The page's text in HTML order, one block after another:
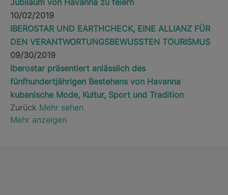
Jubiläum von Havanna zu feiern
10/02/2019
IBEROSTAR UND EARTHCHECK, EINE ALLIANZ FÜR
DEN VERANTWORTUNGSBEWUSSTEN TOURISMUS
09/30/2019
Iberostar präsentiert anlässlich des
fünfhundertjährigen Bestehens von Havanna
kubanische Mode, Kultur, Sport und Tradition
Zurück Mehr sehen
Mehr anzeigen